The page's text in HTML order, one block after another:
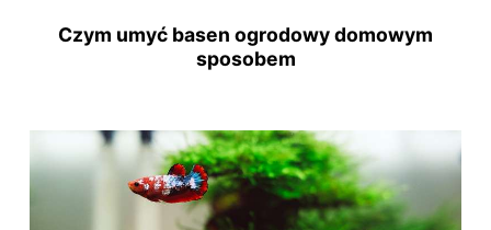
Czym umyć basen ogrodowy domowym
sposobem